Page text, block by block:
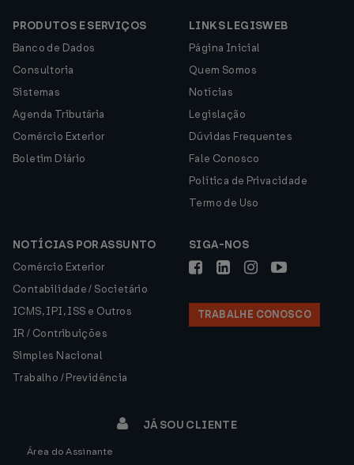
PRODUTOS E SERVIÇOS
Banco de Dados
Consultoria
Sistemas
Agenda Tributária
Comércio Exterior
Boletim Diário
LINKS LEGISWEB
Página Inicial
Quem Somos
Notícias
Legislação
Dúvidas Frequentes
Fale Conosco
Política de Privacidade
Termo de Uso
NOTÍCIAS POR ASSUNTO
Comércio Exterior
Contabilidade / Societário
ICMS, IPI, ISS e Outros
IR / Contribuições
Simples Nacional
Trabalho / Previdência
SIGA-NOS
TRABALHE CONOSCO
JÁ SOU CLIENTE
Área do Assinante